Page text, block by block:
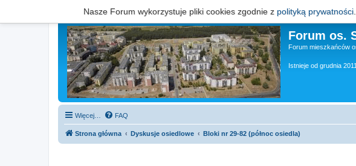
Forum os.
Forum mieszkańców
Istnieje od grudnia
Więcej… FAQ
Strona główna Dyskusje osiedlowe Bloki nr 29-82 (północ osiedla)
Nasze Forum wykorzystuje pliki cookies zgodnie z polityką prywatności